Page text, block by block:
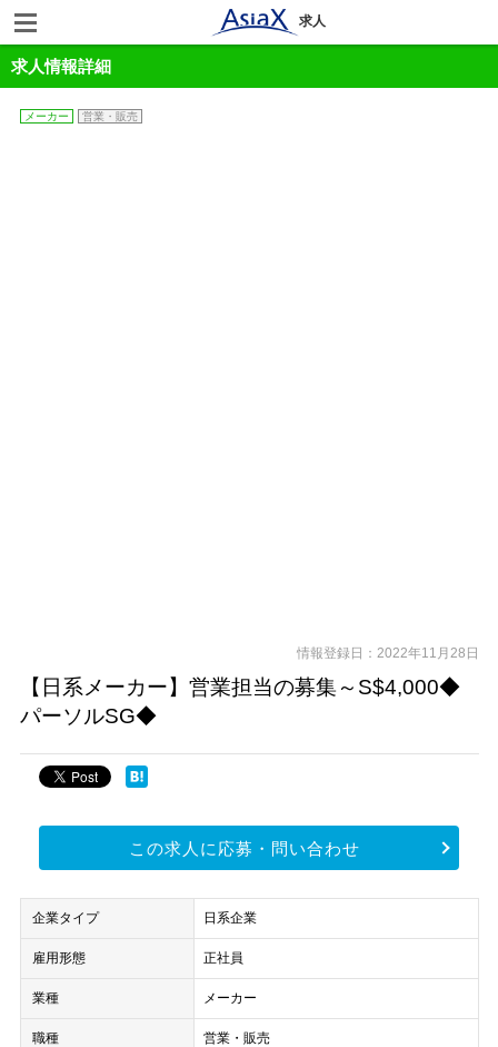
求人
求人情報詳細
メーカー 営業・販売
情報登録日：2022年11月28日
【日系メーカー】営業担当の募集～S$4,000◆
パーソルSG◆
この求人に応募・問い合わせ
企業タイプ 日系企業
雇用形態 正社員
業種 メーカー
職種 営業・販売